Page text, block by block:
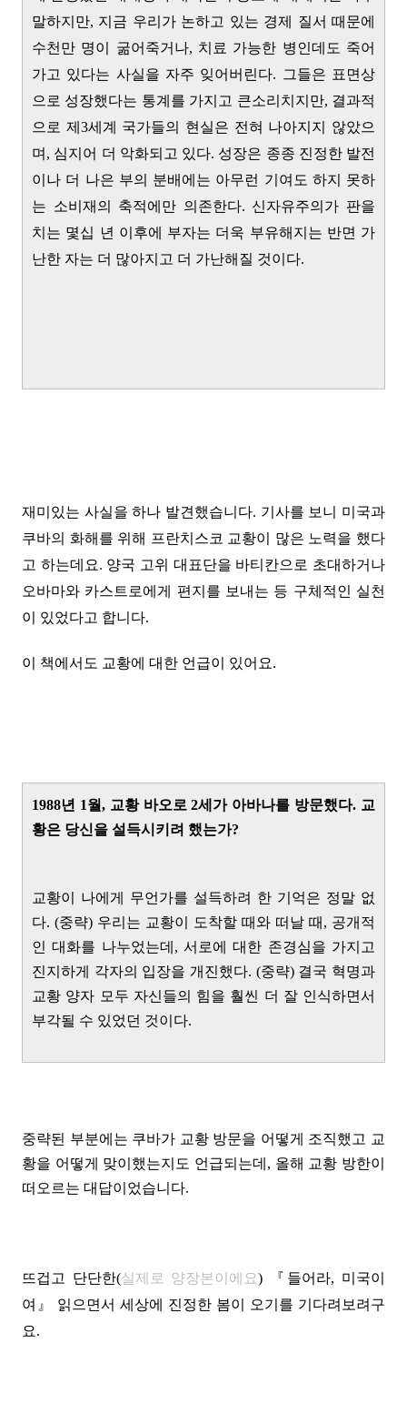
말하지만, 지금 우리가 논하고 있는 경제 질서 때문에
수천만 명이 굶어죽거나, 치료 가능한 병인데도 죽어
가고 있다는 사실을 자주 잊어버린다. 그들은 표면상
으로 성장했다는 통계를 가지고 큰소리치지만, 결과적
으로 제3세계 국가들의 현실은 전혀 나아지지 않았으
며, 심지어 더 악화되고 있다. 성장은 종종 진정한 발전
이나 더 나은 부의 분배에는 아무런 기여도 하지 못하
는 소비재의 축적에만 의존한다. 신자유주의가 판을
치는 몇십 년 이후에 부자는 더욱 부유해지는 반면 가
난한 자는 더 많아지고 더 가난해질 것이다.
재미있는 사실을 하나 발견했습니다. 기사를 보니 미국과
쿠바의 화해를 위해 프란치스코 교황이 많은 노력을 했다
고 하는데요. 양국 고위 대표단을 바티칸으로 초대하거나
오바마와 카스트로에게 편지를 보내는 등 구체적인 실천
이 있었다고 합니다.
이 책에서도 교황에 대한 언급이 있어요.
1988년 1월, 교황 바오로 2세가 아바나를 방문했다. 교
황은 당신을 설득시키려 했는가?
교황이 나에게 무언가를 설득하려 한 기억은 정말 없
다. (중략) 우리는 교황이 도착할 때와 떠날 때, 공개적
인 대화를 나누었는데, 서로에 대한 존경심을 가지고
진지하게 각자의 입장을 개진했다. (중략) 결국 혁명과
교황 양자 모두 자신들의 힘을 훨씬 더 잘 인식하면서
부각될 수 있었던 것이다.
중략된 부분에는 쿠바가 교황 방문을 어떻게 조직했고 교
황을 어떻게 맞이했는지도 언급되는데, 올해 교황 방한이
떠오르는 대답이었습니다.
뜨겁고 단단한(실제로 양장본이에요) 『들어라, 미국이
여』 읽으면서 세상에 진정한 봄이 오기를 기다려보려구
요.